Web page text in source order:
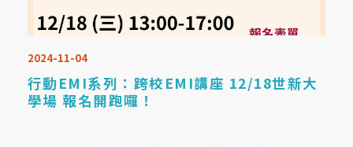
2024-11-04
行動EMI系列：跨校EMI講座 12/18世新大
學場 報名開跑囉！